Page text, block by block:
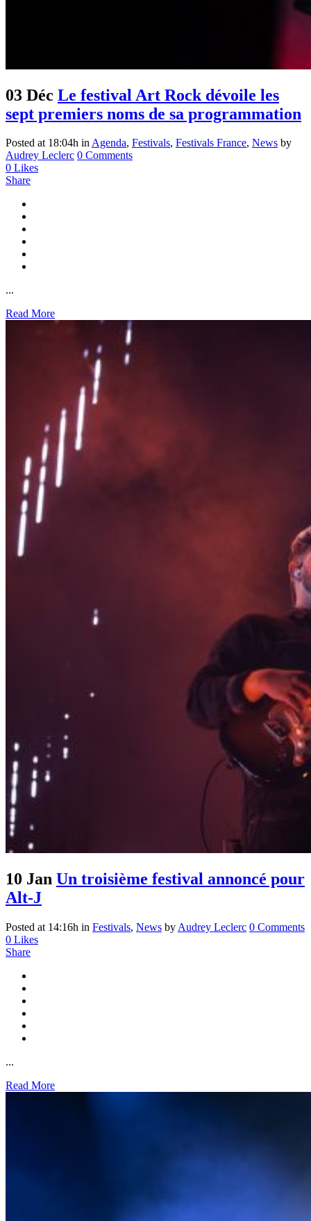
03 Déc Le festival Art Rock dévoile les
sept premiers noms de sa programmation
Posted at 18:04h inAgenda, Festivals, Festivals France, News by
Audrey Leclerc 0 Comments
0 Likes
Share
...
Read More
10 Jan Un troisième festival annoncé pour
Alt-J
Posted at 14:16h in Festivals, News by Audrey Leclerc 0 Comments
0 Likes
Share
...
Read More